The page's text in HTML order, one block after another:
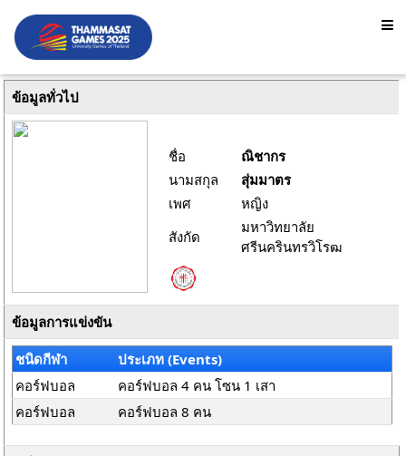
ข้อมูลทั่วไป
ชื่อ
ณิชากร
นามสกุล
สุ่มมาตร
เพศ
หญิง
สังกัด
มหาวิทยาลัย
ศรีนครินทรวิโรฒ
ข้อมูลการแข่งขัน
ชนิดกีฬา
ประเภท (Events)
คอร์ฟบอล
คอร์ฟบอล 4 คน โซน 1 เสา
คอร์ฟบอล
คอร์ฟบอล 8 คน